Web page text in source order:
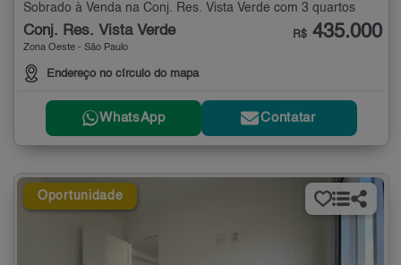
Sobrado à Venda na Conj. Res. Vista Verde com 3 quartos
Conj. Res. Vista Verde
Zona Oeste - São Paulo
Endereço no círculo do mapa
R$ 435.000
WhatsApp Contatar
Oportunidade